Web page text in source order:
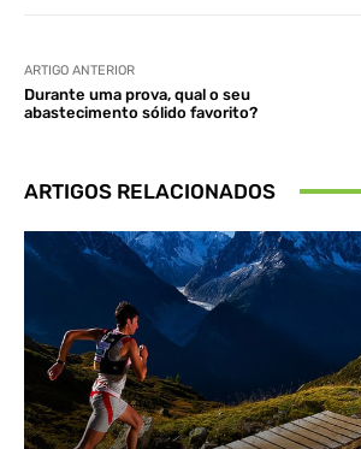
ARTIGO ANTERIOR
Durante uma prova, qual o seu
abastecimento sólido favorito?
ARTIGOS RELACIONADOS